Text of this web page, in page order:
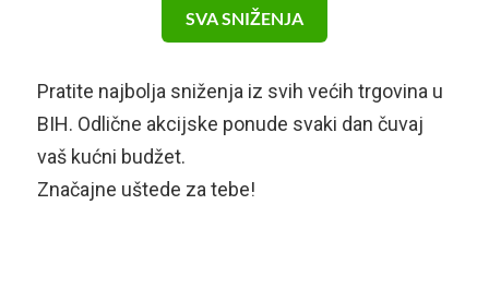
SVA SNIŽENJA
Pratite najbolja sniženja iz svih većih trgovina u
BIH. Odlične akcijske ponude svaki dan čuvaj
vaš kućni budžet.
Značajne uštede za tebe!